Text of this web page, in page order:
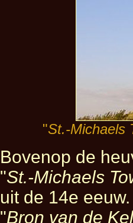
"St.-Michaels
Bovenop de
"St.-Michaels
uit de 14e
"Bron van de